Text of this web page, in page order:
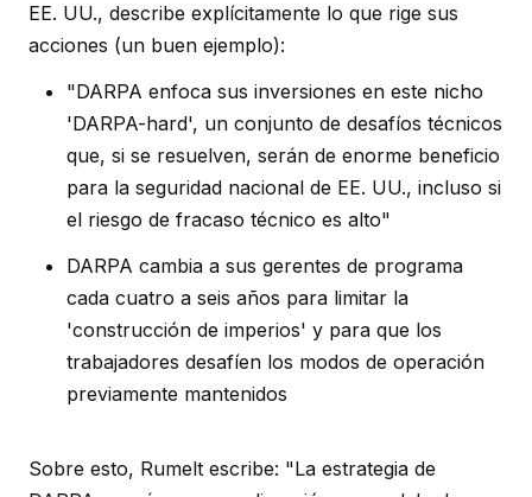
EE. UU., describe explícitamente lo que rige sus
acciones (un buen ejemplo):
"DARPA enfoca sus inversiones en este nicho
'DARPA-hard', un conjunto de desafíos técnicos
que, si se resuelven, serán de enorme beneficio
para la seguridad nacional de EE. UU., incluso si
el riesgo de fracaso técnico es alto"
DARPA cambia a sus gerentes de programa
cada cuatro a seis años para limitar la
'construcción de imperios' y para que los
trabajadores desafíen los modos de operación
previamente mantenidos
Sobre esto, Rumelt escribe: "La estrategia de